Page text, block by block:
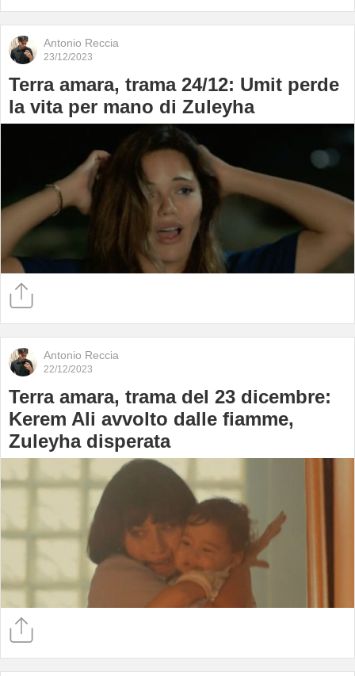
Antonio Reccia
23/12/2023
Terra amara, trama 24/12: Umit perde
la vita per mano di Zuleyha
Antonio Reccia
22/12/2023
Terra amara, trama del 23 dicembre:
Kerem Ali avvolto dalle fiamme,
Zuleyha disperata